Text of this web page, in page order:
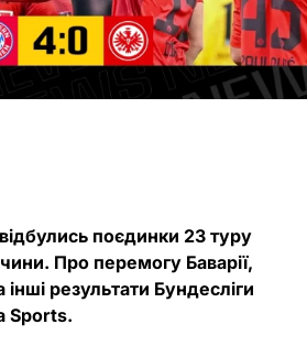
поєдинки 23 туру
Про перемогу Баварії,
результати Бундесліги
Sports.